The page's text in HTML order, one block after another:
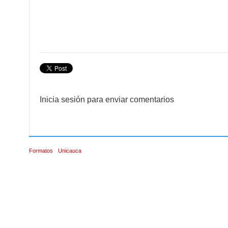
Inicia sesión para enviar comentarios
Formatos Unicauca